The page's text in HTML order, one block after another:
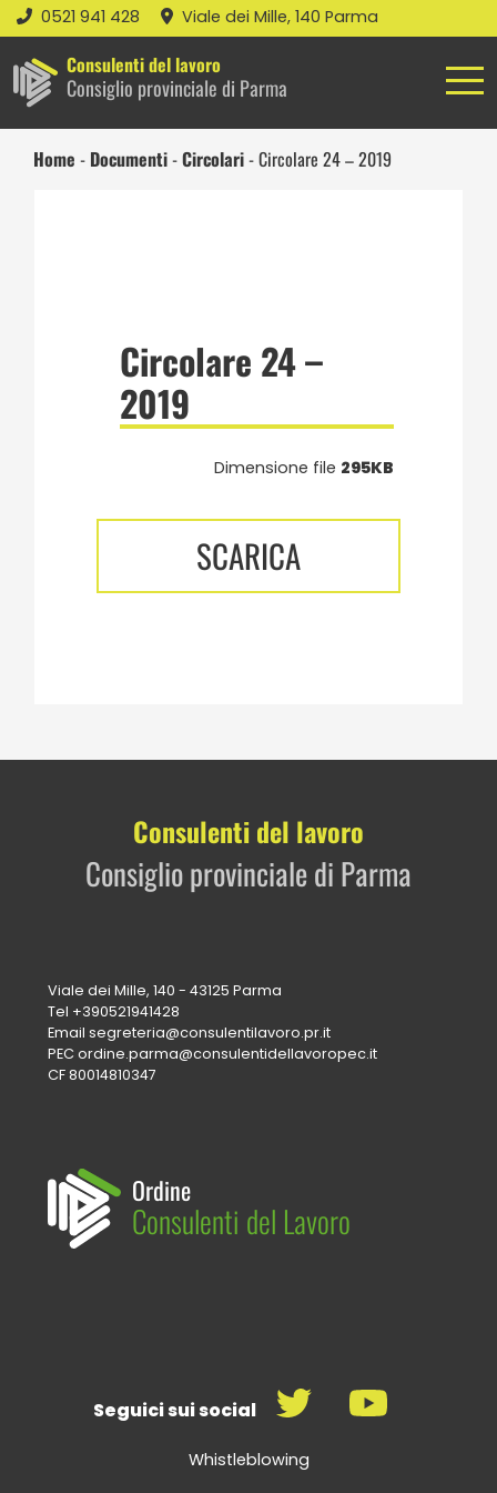
0521 941 428 Viale dei Mille, 140 Parma
Consulenti del lavoro
Consiglio provinciale di Parma
Home - Documenti-Circolari-Circolare 24 – 2019
Circolare 24 –
2019
Dimensione file 295KB
SCARICA
Consulenti del lavoro
Consiglio provinciale di Parma
Viale dei Mille, 140 - 43125 Parma
Tel +390521941428
Emailsegreteria@consulentilavoro.pr.it
PECordine.parma@consulentidellavoropec.it
CF 80014810347
Ordine
Consulenti del Lavoro
Seguici sui social
Whistleblowing